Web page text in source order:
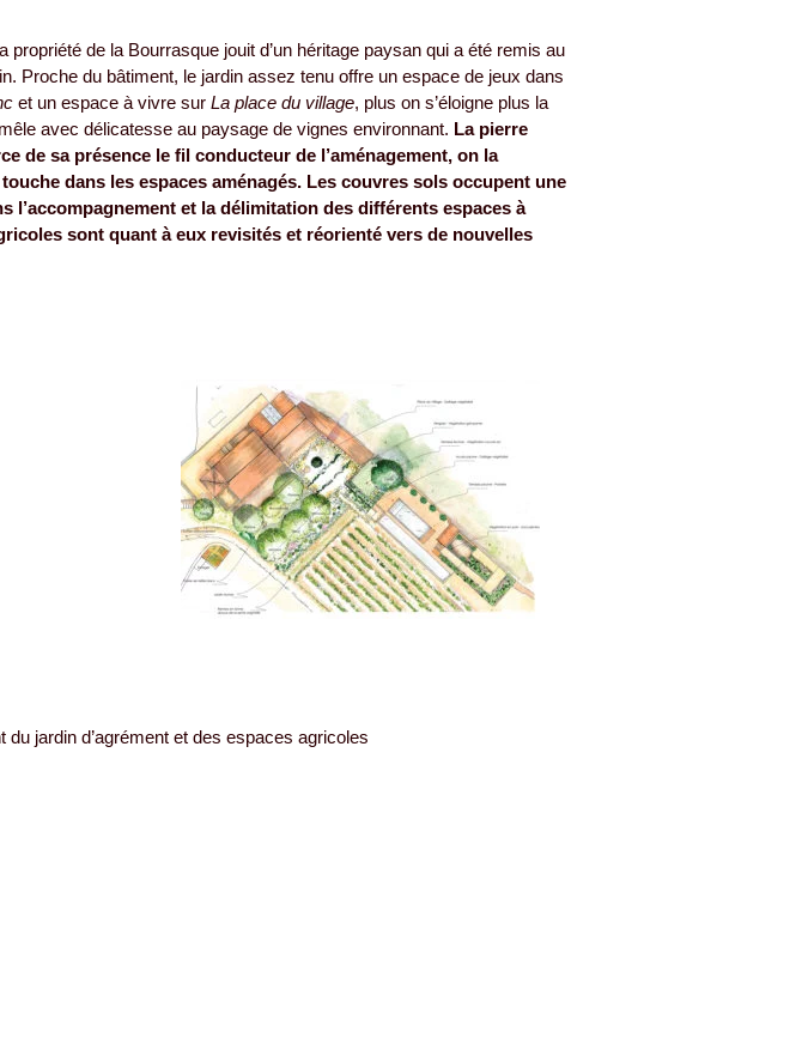
propriété de la Bourrasque jouit d’un héritage paysan qui a été remis au
Proche du bâtiment, le jardin assez tenu offre un espace de jeux dans
et un espace à vivre sur La place du village, plus on s’éloigne plus la
avec délicatesse au paysage de vignes environnant. La pierre
de sa présence le fil conducteur de l’aménagement, on la
dans les espaces aménagés. Les couvres sols occupent une
l’accompagnement et la délimitation des différents espaces à
sont quant à eux revisités et réorienté vers de nouvelles
jardin d’agrément et des espaces agricoles